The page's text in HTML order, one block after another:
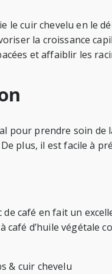
le cuir chevelu en le
la croissance
et affaiblir les
pour prendre soin
plus, il est facile à
café en fait un
d’huile végétale
& cuir chevelu